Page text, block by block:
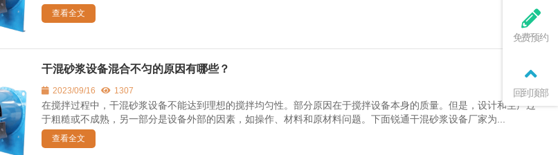
查看全文
干混砂浆设备混合不匀的原因有哪些？
2023/09/16 1307
在搅拌过程中，干混砂浆设备不能达到理想的搅拌均匀性。部分原因在于搅拌设备本身的质量。但是，设计和生产过
于粗糙或不成熟，另一部分是设备外部的因素，如操作、材料和原材料问题。下面锐通干混砂浆设备厂家为...
查看全文
免费预约
回到顶部